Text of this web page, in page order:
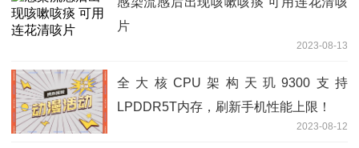
片
2023-08-13
全大核CPU架构天玑9300支持
LPDDR5T内存，刷新手机性能上限！
2023-08-12